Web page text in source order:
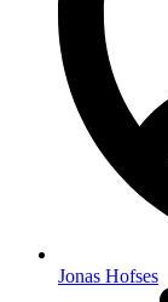
Jonas Hofses